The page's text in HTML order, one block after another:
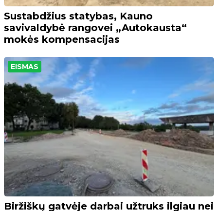
Sustabdžius statybas, Kauno
savivaldybė rangovei „Autokausta“
mokės kompensacijas
EISMAS
Biržiškų gatvėje darbai užtruks ilgiau nei